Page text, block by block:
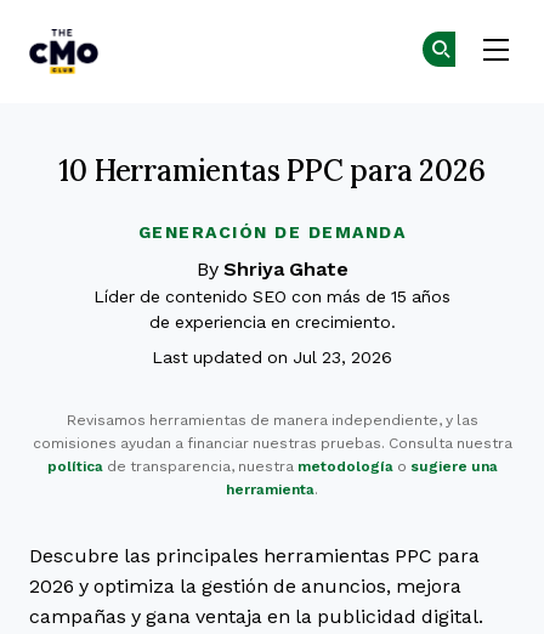
GENERACIÓN DE DEMANDA
10 Herramientas PPC para 2026
By Shriya Ghate
Líder de contenido SEO con más de 15 años
de experiencia en crecimiento.
Last updated on Jul 23, 2026
Revisamos herramientas de manera independiente, y las
comisiones ayudan a financiar nuestras pruebas. Consulta nuestra
políticade transparencia, nuestra metodologíao sugiere una
herramienta.
Descubre las principales herramientas PPC para
2026 y optimiza la gestión de anuncios, mejora
campañas y gana ventaja en la publicidad digital.